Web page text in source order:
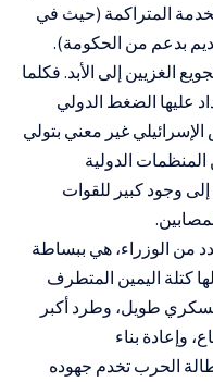
المتراكمة (حيث في
بدعم من الحكومة).
الغزيين إلى الأبد. فكلما
عليها الضغط الدولي
غير معني بتولي
المنظمات الدولية
وجود كبير للقوات
من الوزراء، هي ببساطة
كتلة اليمين المتطرف
طويل، وطرد أكبر
وإعادة بناء
الحرب تخدم جهوده